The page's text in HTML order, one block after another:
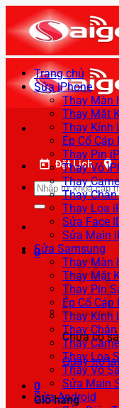
qua
nội
dung
Đặt Lịch
Tìm
kiếm:
0
Chưa có
Quay trở
0
Giỏ hàng
Trang chủ
Sửa iPhone
Thay Màn
Thay Mặt
Thay Kính
Ép Cổ
Thay Pin
Thay Vỏ
Thay
Thay
Thay Loa
Sửa Face
Sửa Main
Sửa Samsung
Thay Màn
Thay Mặt
Thay Pin
Ép Cổ
Thay Kính
Thay
Thay
Thay Loa
Thay Vỏ
Sửa Main
Sửa Android